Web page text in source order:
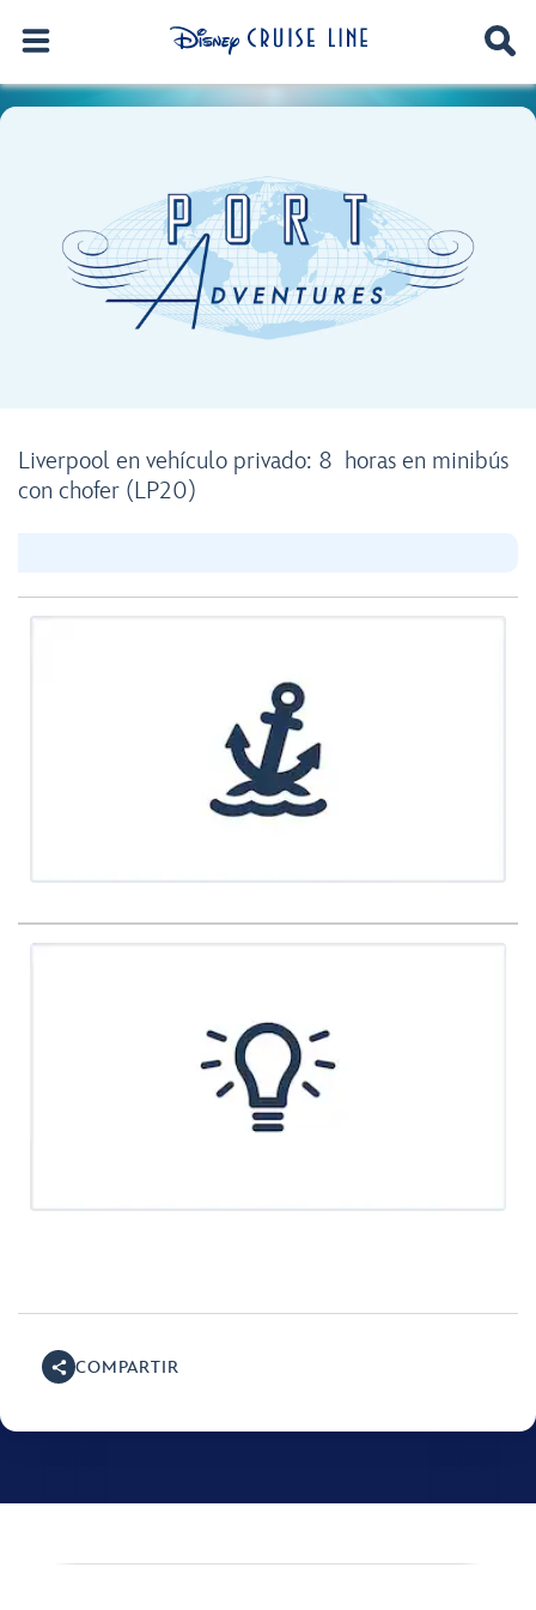
Liverpool en vehículo privado: 8 horas en minibús
con chofer (LP20)
COMPARTIR